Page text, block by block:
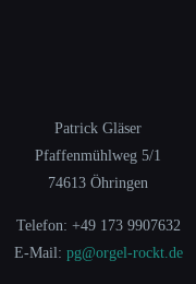
Patrick Gläser
Pfaffenmühlweg 5/1
74613 Öhringen
Telefon: +49 173 9907632
E-Mail: pg@orgel-rockt.de